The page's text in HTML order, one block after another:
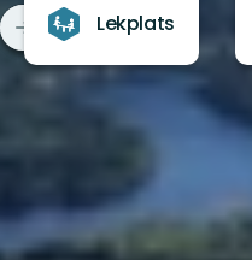
Lekplats